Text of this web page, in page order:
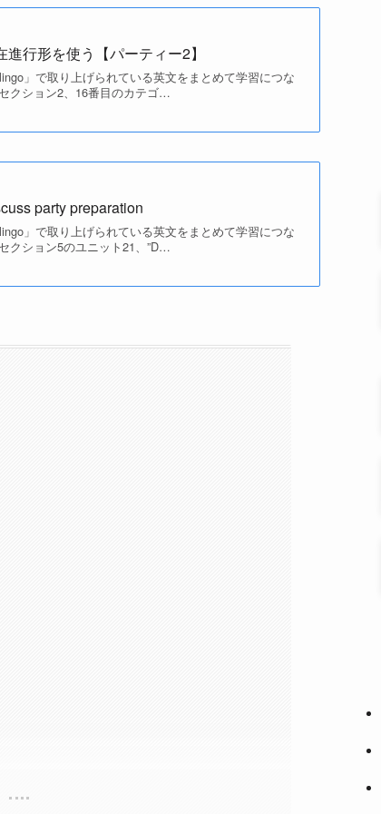
行形を使う【パーティー2】
」で取り上げられている英文をまとめて学習につな
クション2、16番目のカテゴ…
party preparation
」で取り上げられている英文をまとめて学習につな
クション5のユニット21、”D…